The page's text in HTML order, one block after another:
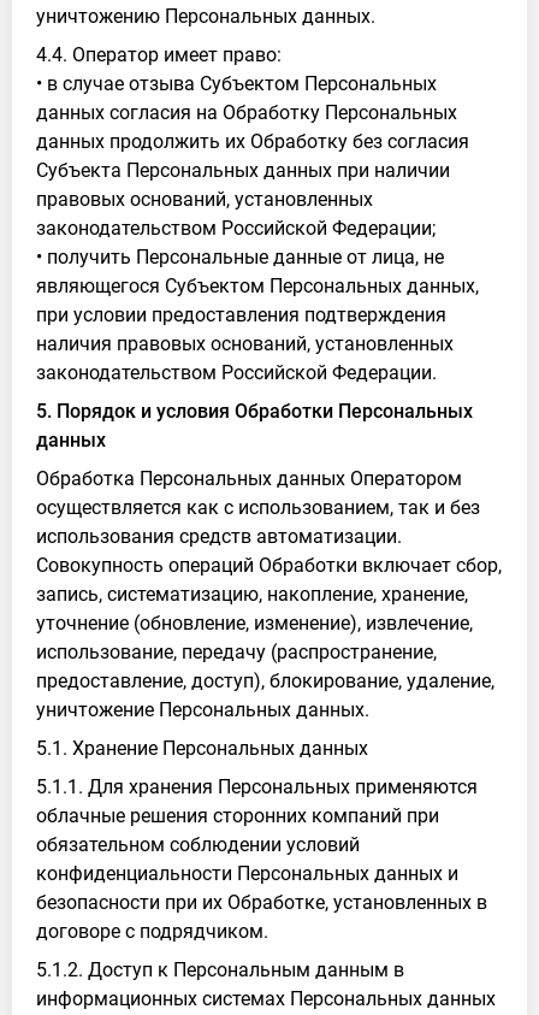
уничтожению Персональных данных.
4.4. Оператор имеет право:
• в случае отзыва Субъектом Персональных
данных согласия на Обработку Персональных
данных продолжить их Обработку без согласия
Субъекта Персональных данных при наличии
правовых оснований, установленных
законодательством Российской Федерации;
• получить Персональные данные от лица, не
являющегося Субъектом Персональных данных,
при условии предоставления подтверждения
наличия правовых оснований, установленных
законодательством Российской Федерации.
5. Порядок и условия Обработки Персональных
данных
Обработка Персональных данных Оператором
осуществляется как с использованием, так и без
использования средств автоматизации.
Совокупность операций Обработки включает сбор,
запись, систематизацию, накопление, хранение,
уточнение (обновление, изменение), извлечение,
использование, передачу (распространение,
предоставление, доступ), блокирование, удаление,
уничтожение Персональных данных.
5.1. Хранение Персональных данных
5.1.1. Для хранения Персональных применяются
облачные решения сторонних компаний при
обязательном соблюдении условий
конфиденциальности Персональных данных и
безопасности при их Обработке, установленных в
договоре с подрядчиком.
5.1.2. Доступ к Персональным данным в
информационных системах Персональных данных